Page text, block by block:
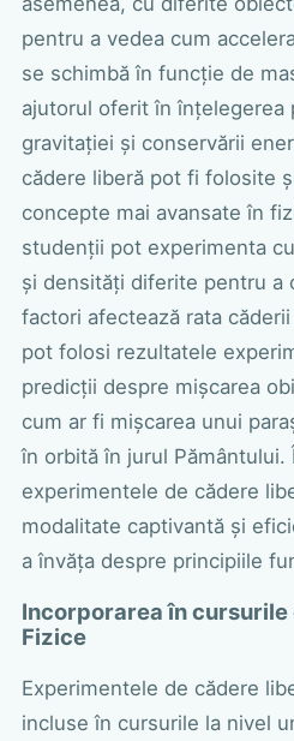
pentru a vedea cum
se schimbă în funcție de
ajutorul oferit în înțelegerea
gravitației și conservării
cădere liberă pot fi folosite
concepte mai avansate în
studenții pot experimenta
și densități diferite pentru a
factori afectează rata
pot folosi rezultatele
predicții despre mișcarea
cum ar fi mișcarea unui
în orbită în jurul Pământului.
experimentele de cădere
modalitate captivantă și
a învăța despre principiile
Incorporarea în cursurile
Fizice
Experimentele de cădere
incluse în cursurile la nivel